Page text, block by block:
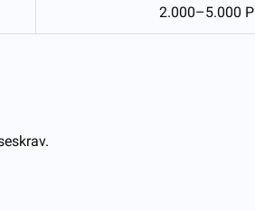
2.000–5.000